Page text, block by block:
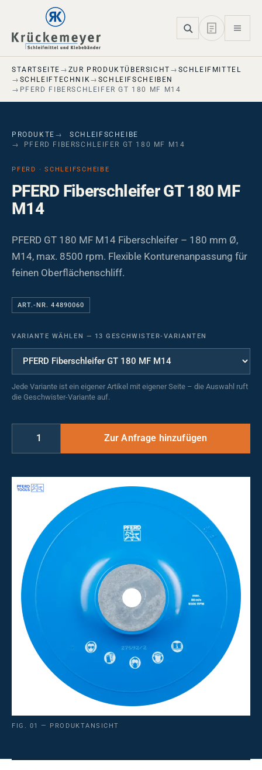
Skip to main navigation
Skip to main content
Skip to page footer
STARTSEITE ZUR PRODUKTÜBERSICHT
SCHLEIFMITTEL
SCHLEIFTECHNIK
SCHLEIFSCHEIBEN
PFERD FIBERSCHLEIFER GT 180 MF M14
PRODUKTE
SCHLEIFSCHEIBE
PFERD FIBERSCHLEIFER GT 180 MF M14
PFERD · SCHLEIFSCHEIBE
PFERD Fiberschleifer GT 180 MF
M14
PFERD GT 180 MF M14 Fiberschleifer – 180 mm Ø,
M14, max. 8500 rpm. Flexible Konturenanpassung für
feinen Oberflächenschliff.
ART.-NR. 44890060
VARIANTE WÄHLEN — 13 GESCHWISTER-VARIANTEN
Jede Variante ist ein eigener Artikel mit eigener Seite – die Auswahl ruft
die Geschwister-Variante auf.
FIG. 01 — PRODUKTANSICHT